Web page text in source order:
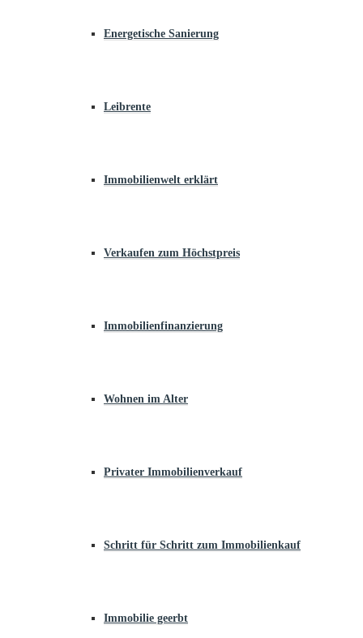
Energetische Sanierung
Leibrente
Immobilienwelt erklärt
Verkaufen zum Höchstpreis
Immobilienfinanzierung
Wohnen im Alter
Privater Immobilienverkauf
Schritt für Schritt zum Immobilienkauf
Immobilie geerbt